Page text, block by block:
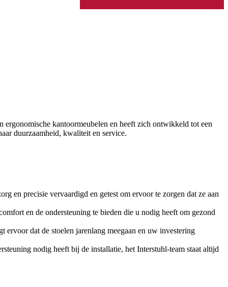
kantoormeubelen en heeft zich ontwikkeld tot een
duurzaamheid, kwaliteit en service.
en precisie vervaardigd en getest om ervoor te zorgen dat ze aan
en de ondersteuning te bieden die u nodig heeft om gezond
dat de stoelen jarenlang meegaan en uw investering
nodig heeft bij de installatie, het Interstuhl-team staat altijd